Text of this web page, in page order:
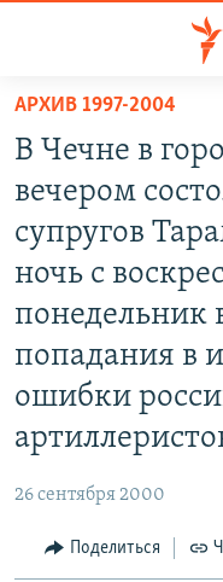
упрощенного
доступа
основному
содержанию
главной
навигации
АВТОРСКИЕ ПРОЕКТЫ
МНЕНИЯ
КУЛЬТУРА
IDEL.РЕАЛИИ
КАВКАЗ.РЕАЛИИ
РАСПИСАНИЕ
АРХИВ 1997-2004
В Чечне в
вечером
супругов
ночь с
понедельник
попадания в
ошибки
26 сентября 2000
Поделиться